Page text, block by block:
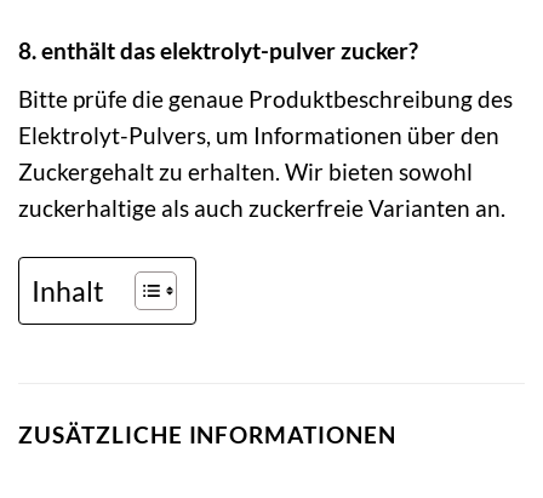
8. enthält das elektrolyt-pulver zucker?
Bitte prüfe die genaue Produktbeschreibung des
Elektrolyt-Pulvers, um Informationen über den
Zuckergehalt zu erhalten. Wir bieten sowohl
zuckerhaltige als auch zuckerfreie Varianten an.
Inhalt
ZUSÄTZLICHE INFORMATIONEN